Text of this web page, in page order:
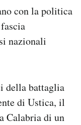
con la politica
nazionali
della battaglia
di Ustica, il
Calabria di un